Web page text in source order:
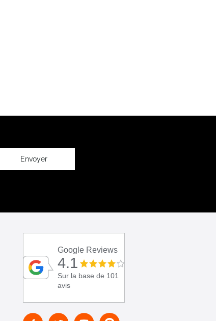
Envoyer
Google Reviews
4.1
Sur la base de 101
avis